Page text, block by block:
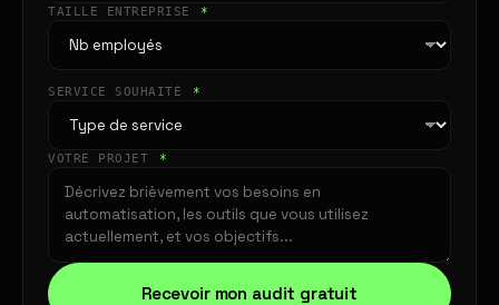
TAILLE ENTREPRISE *
SERVICE SOUHAITÉ *
VOTRE PROJET *
Recevoir mon audit gratuit